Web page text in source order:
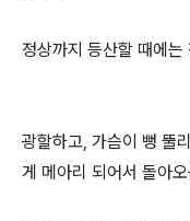
정상까지 등산할 때에는
광할하고, 가슴이 뻥 뚤
게 메아리 되어서 돌아